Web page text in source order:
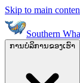
Skip to main
Southern
ການບໍລິການຂອງເຮົາ